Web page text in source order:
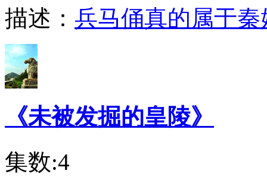
描述： 兵马俑真的属于秦
《未被发掘的皇陵》
集数:4